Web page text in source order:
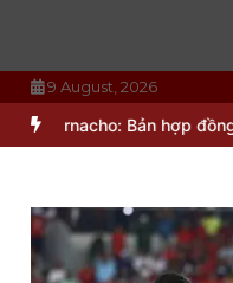
9 August, 2026
Bản hợp đồng